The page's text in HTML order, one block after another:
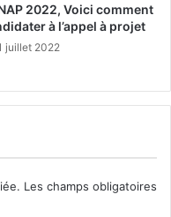
2022, Voici comment
à l’appel à projet
juillet 2022
Les champs obligatoires